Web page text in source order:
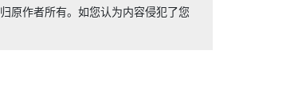
原作者所有。如您认为内容侵犯了您